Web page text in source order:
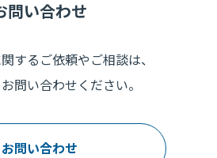
問い合わせ
するご依頼やご相談は、
問い合わせください。
お問い合わせ